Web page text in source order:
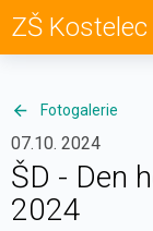
ZŠ Kostelec
Fotogalerie
07.10. 2024
ŠD - Den
2024